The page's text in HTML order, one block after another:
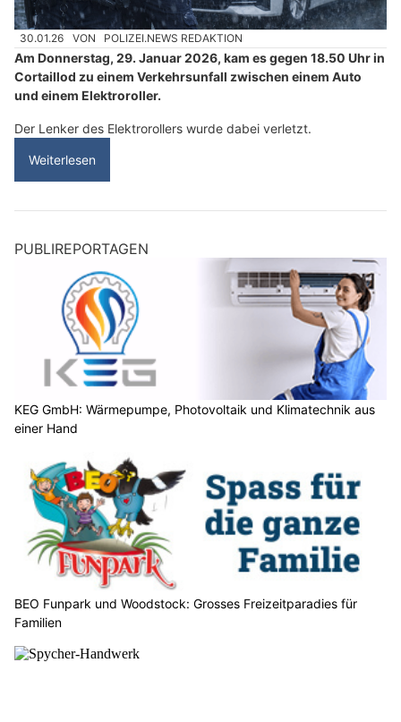
30.01.26 VON POLIZEI.NEWS REDAKTION
Am Donnerstag, 29. Januar 2026, kam es gegen 18.50 Uhr in
Cortaillod zu einem Verkehrsunfall zwischen einem Auto
und einem Elektroroller.
Der Lenker des Elektrorollers wurde dabei verletzt.
Weiterlesen
PUBLIREPORTAGEN
KEG GmbH: Wärmepumpe, Photovoltaik und Klimatechnik aus
einer Hand
BEO Funpark und Woodstock: Grosses Freizeitparadies für
Familien